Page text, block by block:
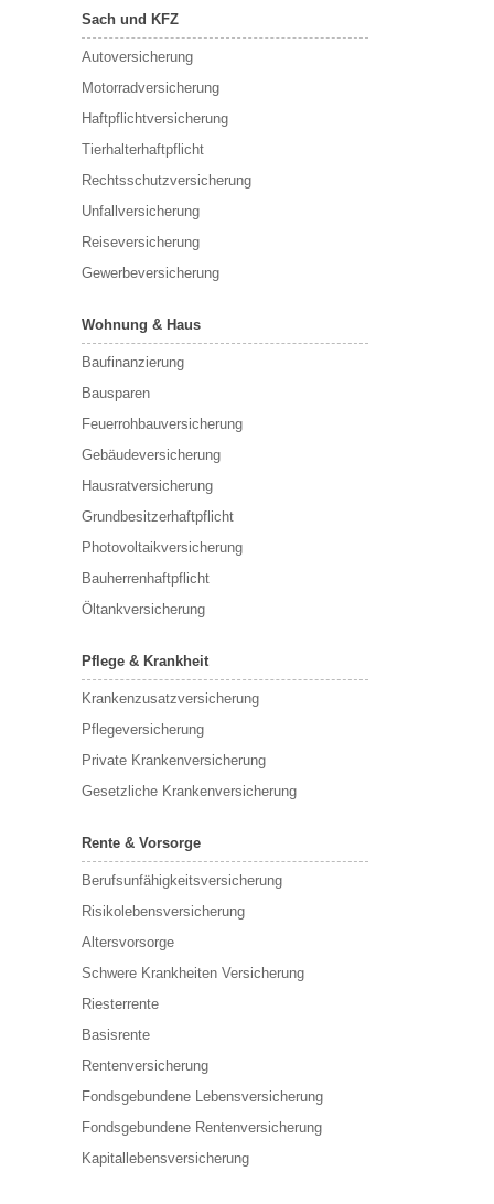
Sach und KFZ
Autoversicherung
Motorradversicherung
Haftpflichtversicherung
Tierhalterhaftpflicht
Rechtsschutzversicherung
Unfallversicherung
Reiseversicherung
Gewerbeversicherung
Wohnung & Haus
Baufinanzierung
Bausparen
Feuerrohbauversicherung
Gebäudeversicherung
Hausratversicherung
Grundbesitzerhaftpflicht
Photovoltaikversicherung
Bauherrenhaftpflicht
Öltankversicherung
Pflege & Krankheit
Krankenzusatzversicherung
Pflegeversicherung
Private Krankenversicherung
Gesetzliche Krankenversicherung
Rente & Vorsorge
Berufs­unfähigkeitsversicherung
Risikolebensversicherung
Altersvorsorge
Schwere Krankheiten Versicherung
Riesterrente
Basisrente
Rentenversicherung
Fondsgebundene Lebensversicherung
Fondsgebundene Rentenversicherung
Kapitallebensversicherung